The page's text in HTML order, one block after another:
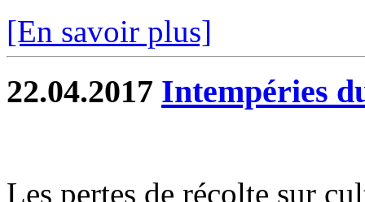
[En savoir plus]
22.04.2017 Intempéries
Les pertes de récolte sur